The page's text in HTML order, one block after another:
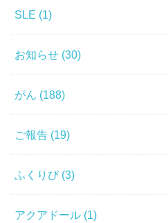
SLE (1)
お知らせ (30)
がん (188)
ご報告 (19)
ふくりび (3)
アクアドール (1)